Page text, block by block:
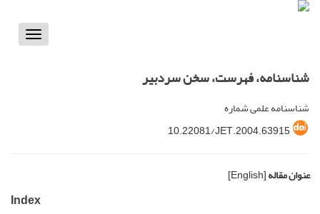
Toggle
شناسنامه، فهرست، سخن سردبیر
شناسنامه علمی شماره
10.22081/JET.2004.63915
عنوان مقاله[English]
Index